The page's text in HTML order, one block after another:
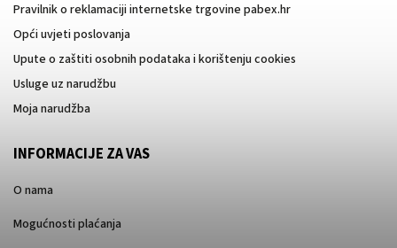
Pravilnik o reklamaciji internetske trgovine pabex.hr
Opći uvjeti poslovanja
Upute o zaštiti osobnih podataka i korištenju cookies
Usluge uz narudžbu
Moja narudžba
INFORMACIJE ZA VAS
O nama
Mogućnosti plaćanja